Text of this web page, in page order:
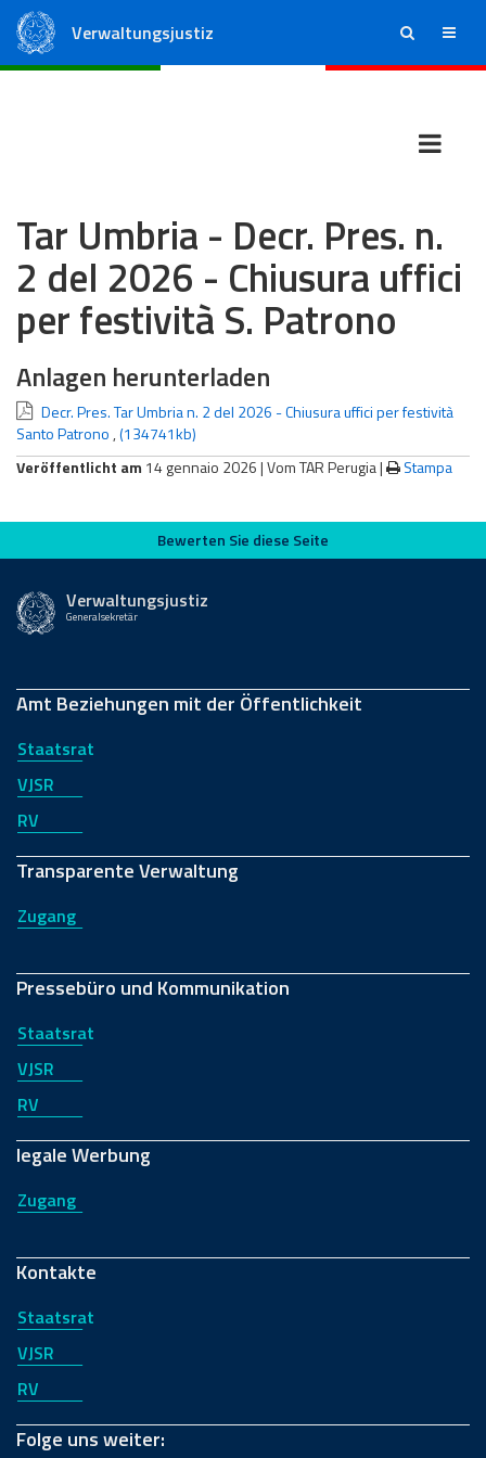
Verwaltungsjustiz ricerca menu
Tar Umbria - Decr. Pres. n.
2 del 2026 - Chiusura uffici
per festività S. Patrono
Anlagen herunterladen
Decr. Pres. Tar Umbria n. 2 del 2026 - Chiusura uffici per festività
Santo Patrono ,(134741kb)
Veröffentlicht am 14 gennaio 2026 |Vom TAR Perugia| Stampa
Bewerten Sie diese Seite
Bewerten Sie diese Seite
Verwaltungsjustiz
Generalsekretär
Amt Beziehungen mit der Öffentlichkeit
Staatsrat
VJSR
RV
Transparente Verwaltung
Zugang
Pressebüro und Kommunikation
Staatsrat
VJSR
RV
legale Werbung
Zugang
Kontakte
Staatsrat
VJSR
RV
Folge uns weiter: